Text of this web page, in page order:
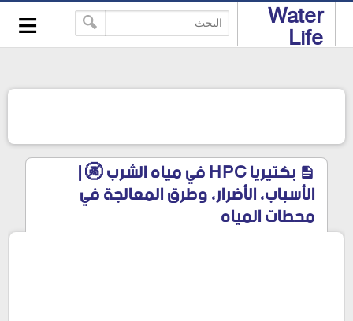
-->
Water
Life
≡
بكتيريا HPC في مياه الشرب 🚱 |
الأسباب، الأضرار، وطرق المعالجة في
محطات المياه